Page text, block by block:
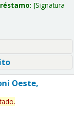
Signatura
Oeste,
.